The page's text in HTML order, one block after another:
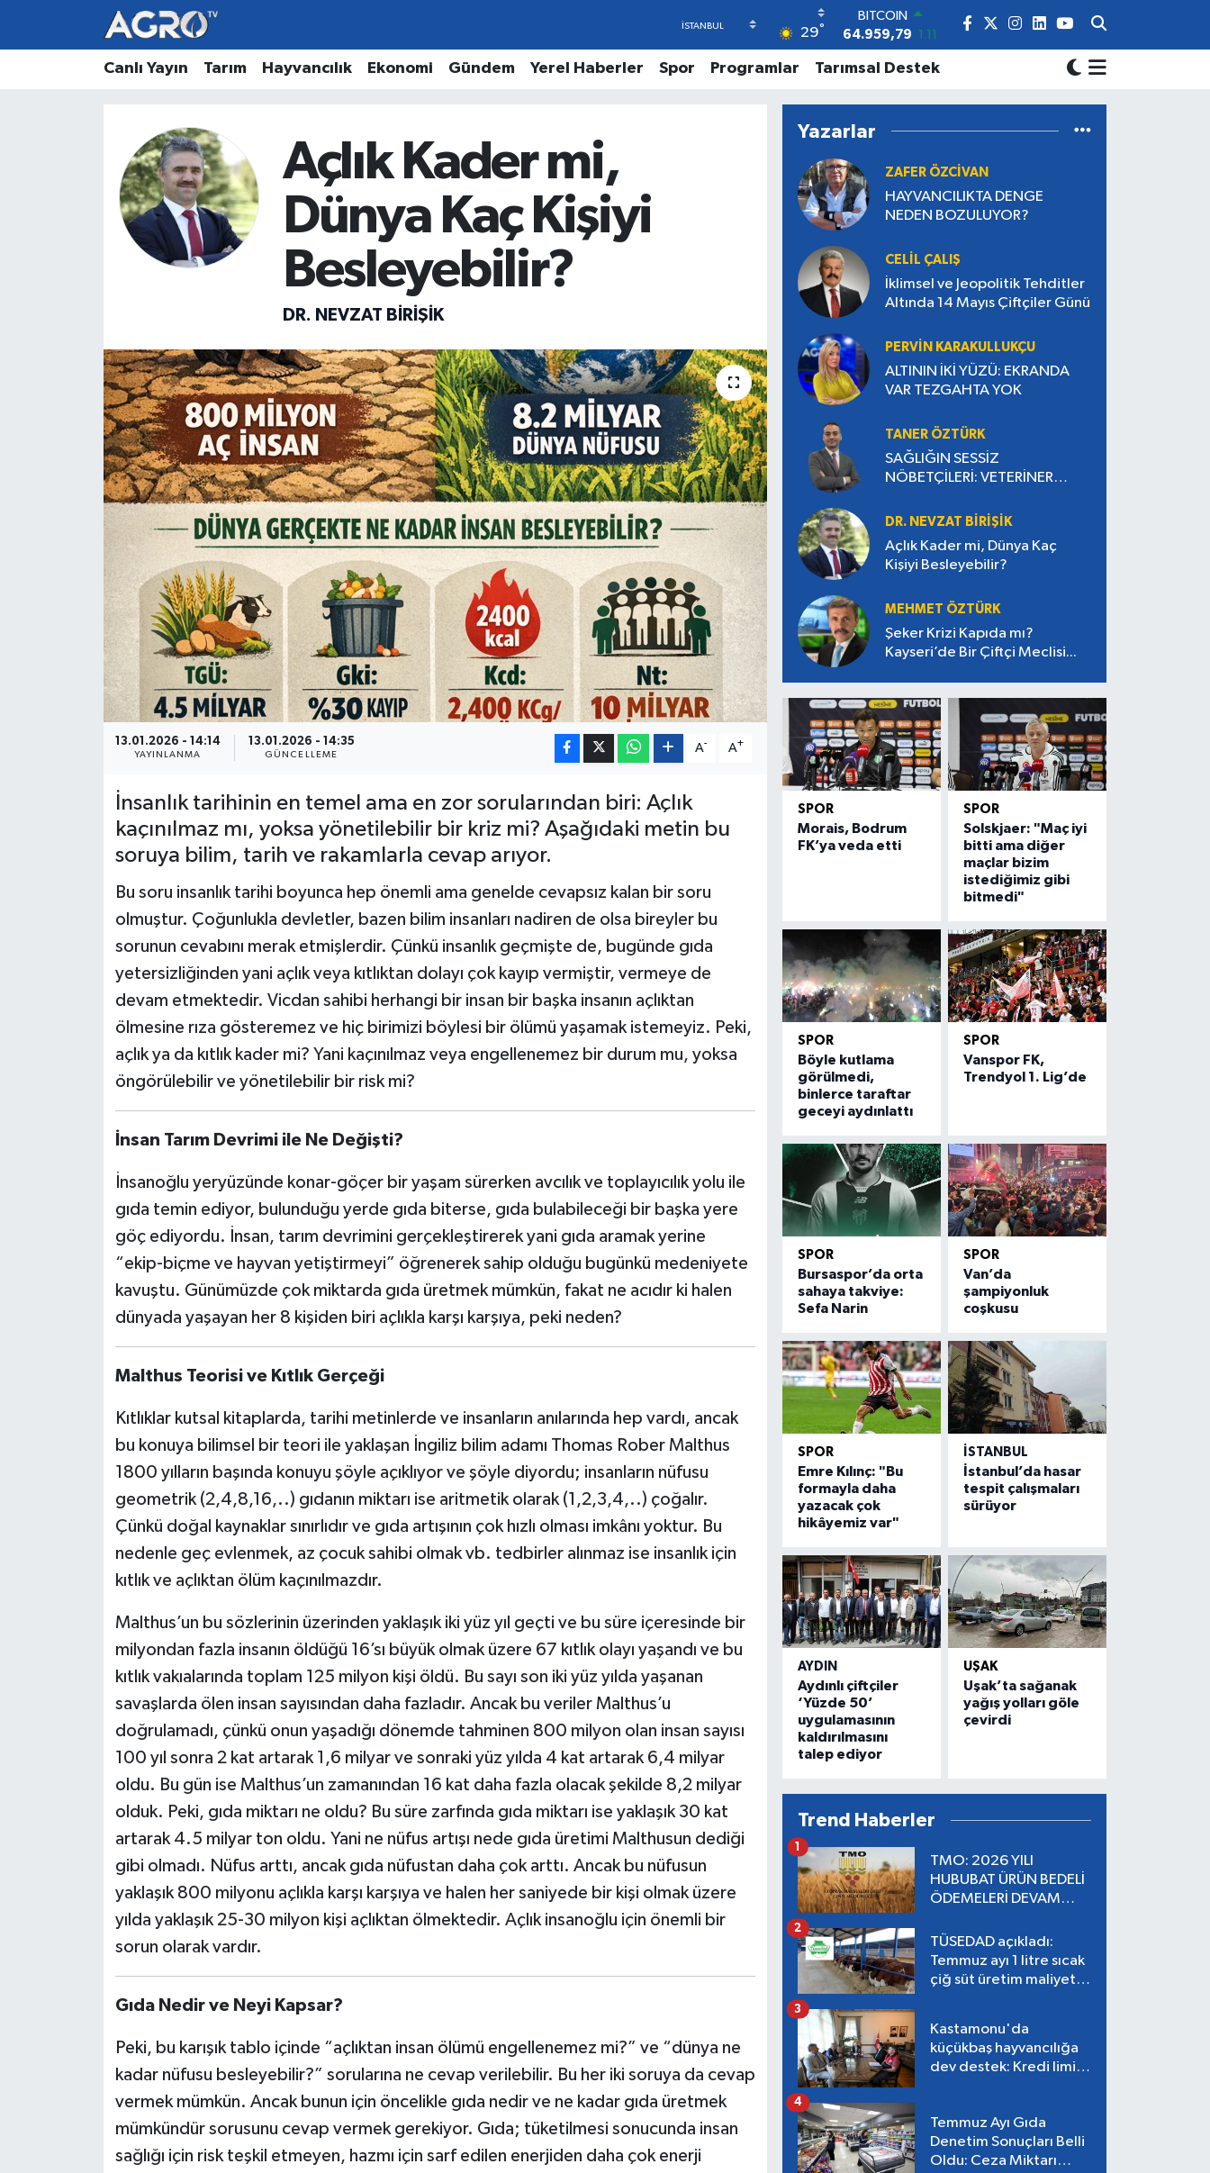
29°
DOLAR
47,7436 0.18
EURO
55,2510 0.32
GRAM ALTIN
BİST100
13.779
BITCOIN
64.959,79 1.11
Canlı Yayın Tarım Hayvancılık Ekonomi Gündem Yerel Haberler Spor Programlar Tarımsal Destek
Açlık Kader mi,
Dünya Kaç Kişiyi
Besleyebilir?
DR. NEVZAT BİRİŞİK
13.01.2026 - 14:14
YAYINLANMA
13.01.2026 - 14:35
GÜNCELLEME
A- A+
İnsanlık tarihinin en temel ama en zor sorularından biri: Açlık
kaçınılmaz mı, yoksa yönetilebilir bir kriz mi? Aşağıdaki metin bu
soruya bilim, tarih ve rakamlarla cevap arıyor.
Bu soru insanlık tarihi boyunca hep önemli ama genelde cevapsız kalan bir soru
olmuştur. Çoğunlukla devletler, bazen bilim insanları nadiren de olsa bireyler bu
sorunun cevabını merak etmişlerdir. Çünkü insanlık geçmişte de, bugünde gıda
yetersizliğinden yani açlık veya kıtlıktan dolayı çok kayıp vermiştir, vermeye de
devam etmektedir. Vicdan sahibi herhangi bir insan bir başka insanın açlıktan
ölmesine rıza gösteremez ve hiç birimizi böylesi bir ölümü yaşamak istemeyiz. Peki,
açlık ya da kıtlık kader mi? Yani kaçınılmaz veya engellenemez bir durum mu, yoksa
öngörülebilir ve yönetilebilir bir risk mi?
İnsan Tarım Devrimi ile Ne Değişti?
İnsanoğlu yeryüzünde konar-göçer bir yaşam sürerken avcılık ve toplayıcılık yolu ile
gıda temin ediyor, bulunduğu yerde gıda biterse, gıda bulabileceği bir başka yere
göç ediyordu. İnsan, tarım devrimini gerçekleştirerek yani gıda aramak yerine
“ekip-biçme ve hayvan yetiştirmeyi” öğrenerek sahip olduğu bugünkü medeniyete
kavuştu. Günümüzde çok miktarda gıda üretmek mümkün, fakat ne acıdır ki halen
dünyada yaşayan her 8 kişiden biri açlıkla karşı karşıya, peki neden?
Malthus Teorisi ve Kıtlık Gerçeği
Kıtlıklar kutsal kitaplarda, tarihi metinlerde ve insanların anılarında hep vardı, ancak
bu konuya bilimsel bir teori ile yaklaşan İngiliz bilim adamı Thomas Rober Malthus
1800 yılların başında konuyu şöyle açıklıyor ve şöyle diyordu; insanların nüfusu
geometrik (2,4,8,16,..) gıdanın miktarı ise aritmetik olarak (1,2,3,4,..) çoğalır.
Çünkü doğal kaynaklar sınırlıdır ve gıda artışının çok hızlı olması imkânı yoktur. Bu
nedenle geç evlenmek, az çocuk sahibi olmak vb. tedbirler alınmaz ise insanlık için
kıtlık ve açlıktan ölüm kaçınılmazdır.
Malthus’un bu sözlerinin üzerinden yaklaşık iki yüz yıl geçti ve bu süre içeresinde bir
milyondan fazla insanın öldüğü 16’sı büyük olmak üzere 67 kıtlık olayı yaşandı ve bu
kıtlık vakıalarında toplam 125 milyon kişi öldü. Bu sayı son iki yüz yılda yaşanan
savaşlarda ölen insan sayısından daha fazladır. Ancak bu veriler Malthus’u
doğrulamadı, çünkü onun yaşadığı dönemde tahminen 800 milyon olan insan sayısı
100 yıl sonra 2 kat artarak 1,6 milyar ve sonraki yüz yılda 4 kat artarak 6,4 milyar
oldu. Bu gün ise Malthus’un zamanından 16 kat daha fazla olacak şekilde 8,2 milyar
olduk. Peki, gıda miktarı ne oldu? Bu süre zarfında gıda miktarı ise yaklaşık 30 kat
artarak 4.5 milyar ton oldu. Yani ne nüfus artışı nede gıda üretimi Malthusun dediği
gibi olmadı. Nüfus arttı, ancak gıda nüfustan daha çok arttı. Ancak bu nüfusun
yaklaşık 800 milyonu açlıkla karşı karşıya ve halen her saniyede bir kişi olmak üzere
yılda yaklaşık 25-30 milyon kişi açlıktan ölmektedir. Açlık insanoğlu için önemli bir
sorun olarak vardır.
Gıda Nedir ve Neyi Kapsar?
Peki, bu karışık tablo içinde “açlıktan insan ölümü engellenemez mi?” ve “dünya ne
kadar nüfusu besleyebilir?” sorularına ne cevap verilebilir. Bu her iki soruya da cevap
vermek mümkün. Ancak bunun için öncelikle gıda nedir ve ne kadar gıda üretmek
mümkündür sorusunu cevap vermek gerekiyor. Gıda; tüketilmesi sonucunda insan
sağlığı için risk teşkil etmeyen, hazmı için sarf edilen enerjiden daha çok enerji
Yazarlar
ZAFER ÖZCİVAN
HAYVANCILIKTA DENGE
NEDEN BOZULUYOR?
CELIL ÇALIŞ
İklimsel ve Jeopolitik Tehditler
Altında 14 Mayıs Çiftçiler Günü
PERVIN KARAKULLUKÇU
ALTININ İKİ YÜZÜ: EKRANDA
VAR TEZGAHTA YOK
TANER ÖZTÜRK
SAĞLIĞIN SESSİZ
NÖBETÇİLERİ: VETERİNER
DR. NEVZAT BİRİŞİK
Açlık Kader mi, Dünya Kaç
Kişiyi Besleyebilir?
MEHMET ÖZTÜRK
Şeker Krizi Kapıda mı?
Kayseri’de Bir Çiftçi Meclisi...
SPOR
Morais, Bodrum
FK’ya veda etti
SPOR
Solskjaer: "Maç iyi
bitti ama diğer
maçlar bizim
istediğimiz gibi
bitmedi"
SPOR
Böyle kutlama
görülmedi,
binlerce taraftar
geceyi aydınlattı
SPOR
Vanspor FK,
Trendyol 1. Lig’de
SPOR
Bursaspor’da orta
sahaya takviye:
Sefa Narin
SPOR
Van’da
şampiyonluk
coşkusu
SPOR
Emre Kılınç: "Bu
formayla daha
yazacak çok
hikâyemiz var"
İSTANBUL
İstanbul’da hasar
tespit çalışmaları
sürüyor
AYDIN
Aydınlı çiftçiler
‘Yüzde 50’
uygulamasının
kaldırılmasını
talep ediyor
UŞAK
Uşak’ta sağanak
yağış yolları göle
çevirdi
Trend Haberler
TMO: 2026 YILI
HUBUBAT ÜRÜN BEDELİ
ÖDEMELERİ DEVAM
1
TÜSEDAD açıkladı:
Temmuz ayı 1 litre sıcak
çiğ süt üretim maliyeti
2
Kastamonu'da
küçükbaş hayvancılığa
dev destek: Kredi limiti
3
Temmuz Ayı Gıda
Denetim Sonuçları Belli
Oldu: Ceza Miktarı
4
Hava Durumu
Süper Lig Puan Durumu ve Fikstür
Tüm Manşetler
Son Dakika Haberleri